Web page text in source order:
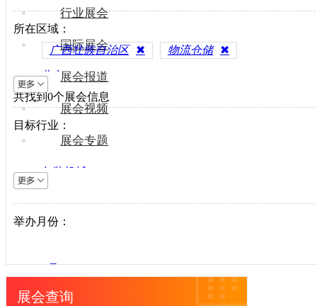
行业展会
国际展会
展会报道
展会视频
展会专题
广西壮族自治区 ✖ 物流仓储 ✖
共找到0个展会信息
所在区域：
北京
上海
天津
重庆
山西
内蒙古
辽宁
黑龙江
江苏
目标行业：
包装机械
电梯设备
电子制造
供水处理
轨道交通
举办月份：
1月
2月
展会查询